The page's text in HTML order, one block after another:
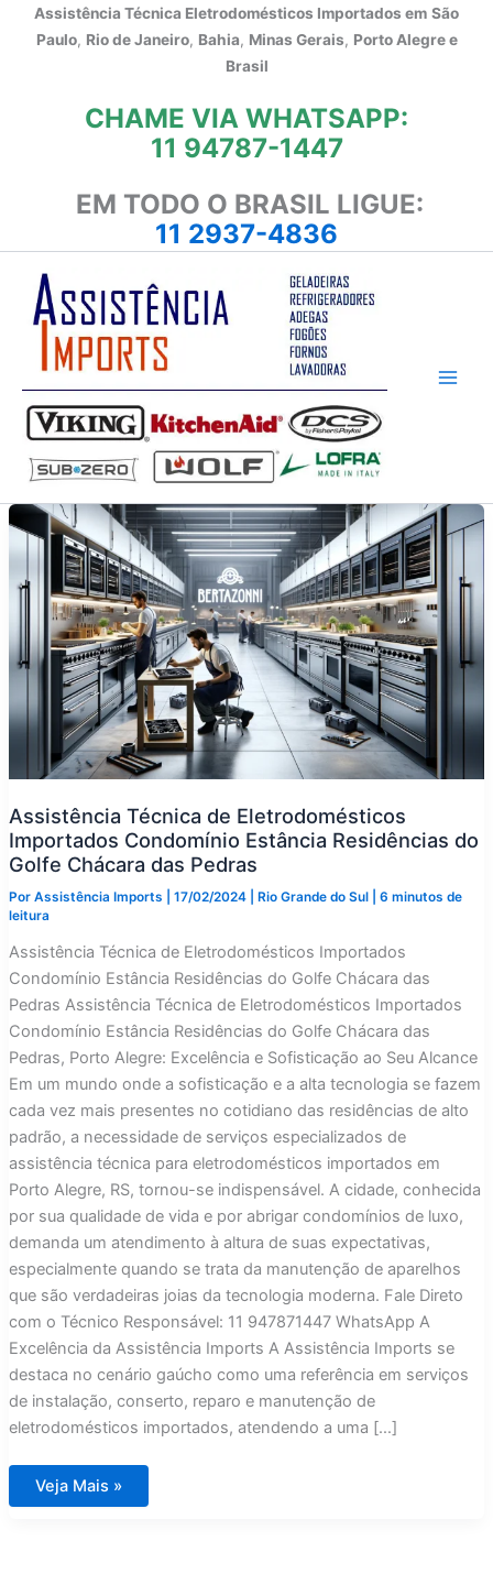
Assistência Técnica Eletrodomésticos Importados em São
Paulo, Rio de Janeiro, Bahia, Minas Gerais, Porto Alegre e
Brasil
CHAME VIA WHATSAPP:
11 94787-1447
EM TODO O BRASIL LIGUE:
11 2937-4836
Assistência Técnica de Eletrodomésticos
Importados Condomínio Estância Residências do
Golfe Chácara das Pedras
Por Assistência Imports 17/02/2024 Rio Grande do Sul| 6 minutos de
leitura
Assistência Técnica de Eletrodomésticos Importados
Condomínio Estância Residências do Golfe Chácara das
Pedras Assistência Técnica de Eletrodomésticos Importados
Condomínio Estância Residências do Golfe Chácara das
Pedras, Porto Alegre: Excelência e Sofisticação ao Seu Alcance
Em um mundo onde a sofisticação e a alta tecnologia se fazem
cada vez mais presentes no cotidiano das residências de alto
padrão, a necessidade de serviços especializados de
assistência técnica para eletrodomésticos importados em
Porto Alegre, RS, tornou-se indispensável. A cidade, conhecida
por sua qualidade de vida e por abrigar condomínios de luxo,
demanda um atendimento à altura de suas expectativas,
especialmente quando se trata da manutenção de aparelhos
que são verdadeiras joias da tecnologia moderna. Fale Direto
com o Técnico Responsável: 11 947871447 WhatsApp A
Excelência da Assistência Imports A Assistência Imports se
destaca no cenário gaúcho como uma referência em serviços
de instalação, conserto, reparo e manutenção de
eletrodomésticos importados, atendendo a uma […]
Assistência
Técnica
Veja Mais »